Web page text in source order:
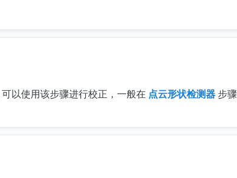
以使用该步骤进行校正，一般在 点云形状检测器 步